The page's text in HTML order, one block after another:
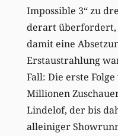
Impossible 3“ zu
derart überfordert,
damit eine
Erstaustrahlung
Fall: Die erste
Millionen
Lindelof, der bis
alleiniger